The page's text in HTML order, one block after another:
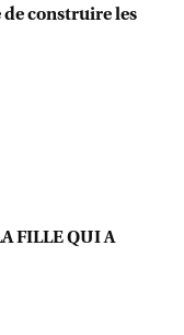
de construire les
FILLE QUI A